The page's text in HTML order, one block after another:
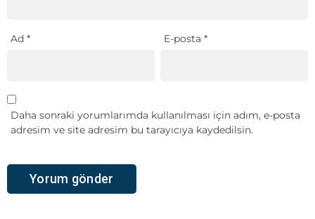
Ad * E-posta*
Daha sonraki yorumlarımda kullanılması için adım, e-posta
adresim ve site adresim bu tarayıcıya kaydedilsin.